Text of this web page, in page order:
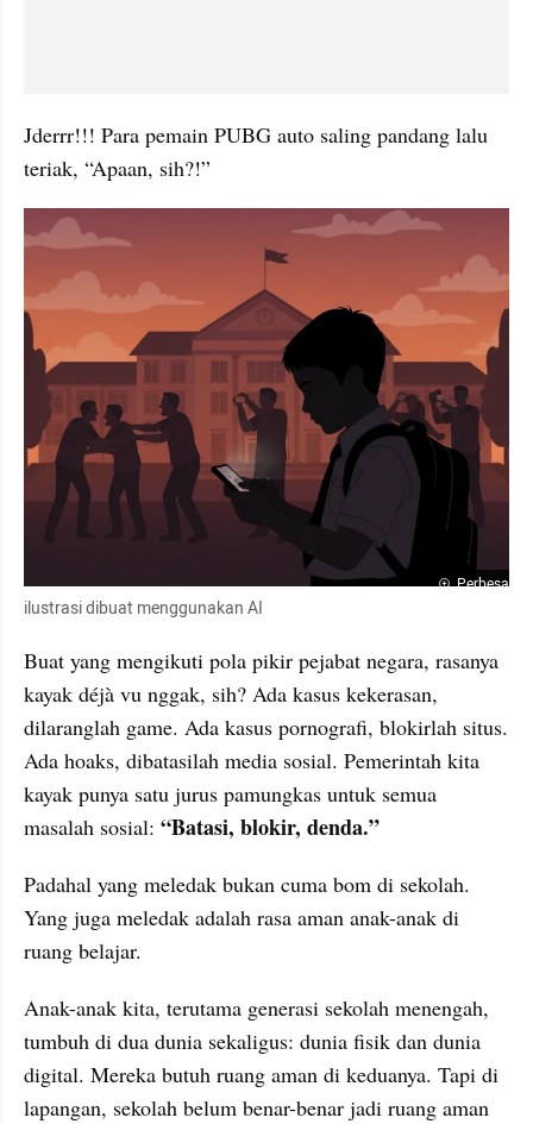
Jderrr!!! Para pemain PUBG auto saling pandang lalu
teriak, “Apaan, sih?!”
Perbesar
ilustrasi dibuat menggunakan AI
Buat yang mengikuti pola pikir pejabat negara, rasanya
kayak déjà vu nggak, sih? Ada kasus kekerasan,
dilaranglah game. Ada kasus pornografi, blokirlah situs.
Ada hoaks, dibatasilah media sosial. Pemerintah kita
kayak punya satu jurus pamungkas untuk semua
masalah sosial: “Batasi, blokir, denda.”
Padahal yang meledak bukan cuma bom di sekolah.
Yang juga meledak adalah rasa aman anak-anak di
ruang belajar.
Anak-anak kita, terutama generasi sekolah menengah,
tumbuh di dua dunia sekaligus: dunia fisik dan dunia
digital. Mereka butuh ruang aman di keduanya. Tapi di
lapangan, sekolah belum benar-benar jadi ruang aman